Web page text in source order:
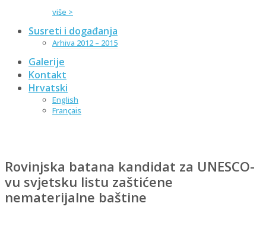
više >
Susreti i događanja
Arhiva 2012 – 2015
Galerije
Kontakt
Hrvatski
English
Français
Rovinjska batana kandidat za UNESCO-
vu svjetsku listu zaštićene
nematerijalne baštine